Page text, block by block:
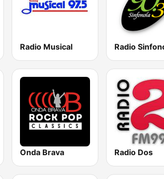
Radio Musical Radio
Onda Brava Radio Dos